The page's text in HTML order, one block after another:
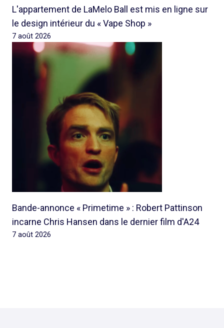
L'appartement de LaMelo Ball est mis en ligne sur
le design intérieur du « Vape Shop »
7 août 2026
Bande-annonce « Primetime » : Robert Pattinson
incarne Chris Hansen dans le dernier film d'A24
7 août 2026